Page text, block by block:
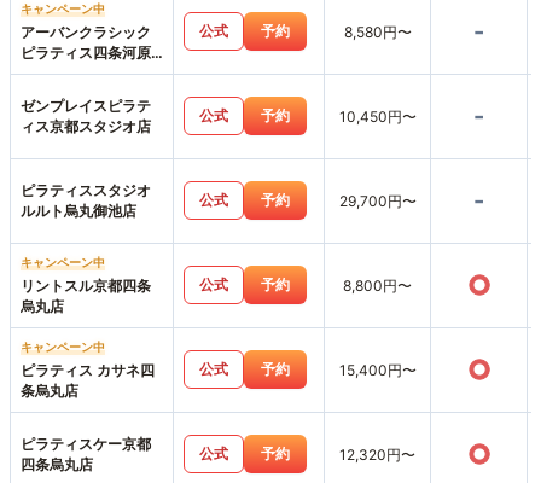
キャンペーン中
アーバンクラシック
ピラティス四条河原
町店
公式 予約 8,580円〜 -
ゼンプレイスピラテ
ィス京都スタジオ店
公式 予約 10,450円〜 -
ピラティススタジオ
ルルト烏丸御池店
公式 予約 29,700円〜 -
キャンペーン中
リントスル京都四条
烏丸店
公式 予約 8,800円〜 ○
キャンペーン中
ピラティス カサネ四
条烏丸店
公式 予約 15,400円〜 ○
ピラティスケー京都
四条烏丸店
公式 予約 12,320円〜 ○